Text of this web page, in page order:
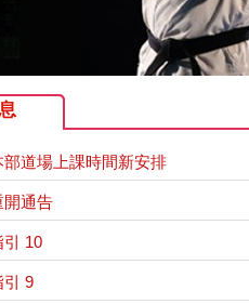
部道場上課時間新安排
開通告
引 10
引 9